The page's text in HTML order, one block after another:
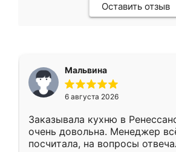
Оставить отзыв
Мальвина
6 августа 2026
Заказывала кухню в
очень довольна. Менеджер
посчитала, на вопросы